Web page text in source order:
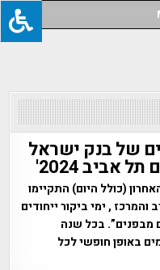
של בנק ישראל
אביב 2024'
(כולל היום) התקיימו
, ימי ביקור ייחודים
מבפנים”. בכל שנה
באופן חופשי לכל